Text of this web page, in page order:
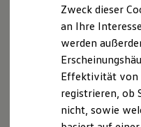
Laden
Laden
Laden
Batterie
Sicherheit
Garantie
Servicetermin
Zweck dieser
an Ihre
werden
Effektivität von
registrieren, ob
nicht, sowie